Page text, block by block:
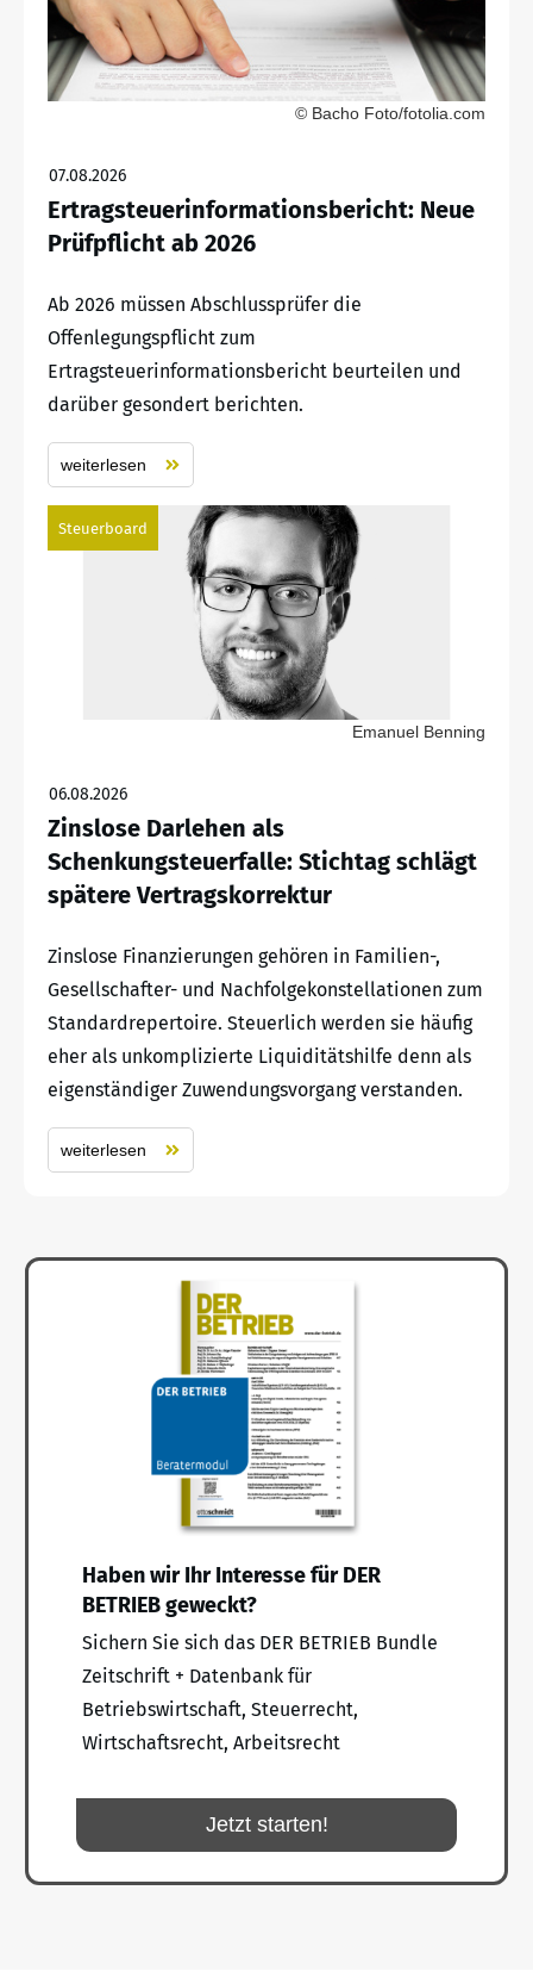
© Bacho Foto/fotolia.com
07.08.2026
Ertragsteuerinformationsbericht: Neue
Prüfpflicht ab 2026
Ab 2026 müssen Abschlussprüfer die
Offenlegungspflicht zum
Ertragsteuerinformationsbericht beurteilen und
darüber gesondert berichten.
weiterlesen
Steuerboard
Emanuel Benning
06.08.2026
Zinslose Darlehen als
Schenkungsteuerfalle: Stichtag schlägt
spätere Vertragskorrektur
Zinslose Finanzierungen gehören in Familien-,
Gesellschafter- und Nachfolgekonstellationen zum
Standardrepertoire. Steuerlich werden sie häufig
eher als unkomplizierte Liquiditätshilfe denn als
eigenständiger Zuwendungsvorgang verstanden.
weiterlesen
Haben wir Ihr Interesse für DER
BETRIEB geweckt?
Sichern Sie sich das DER BETRIEB Bundle
Zeitschrift + Datenbank für
Betriebswirtschaft, Steuerrecht,
Wirtschaftsrecht, Arbeitsrecht
Jetzt starten!